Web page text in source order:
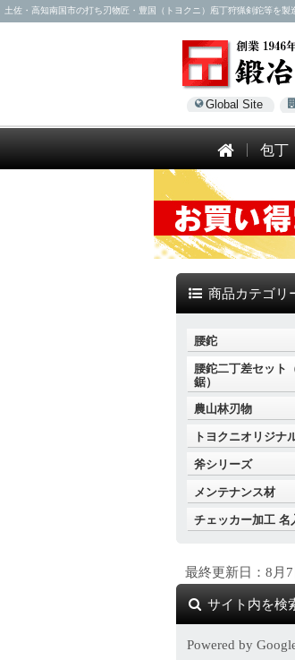
土佐・高知南国市の打ち刃物匠・豊国（トヨクニ）庖丁狩猟剣鉈等を
Global Site
包丁
商品カテゴリ
腰鉈
腰鉈二丁差セット
鋸）
農山林刃物
トヨクニオリジナ
斧シリーズ
メンテナンス材
チェッカー加工 名
最終更新日：8月7
サイト内を検
Powered by